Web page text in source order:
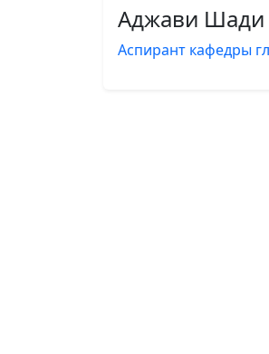
Аджави Шади
Аспирант кафедры